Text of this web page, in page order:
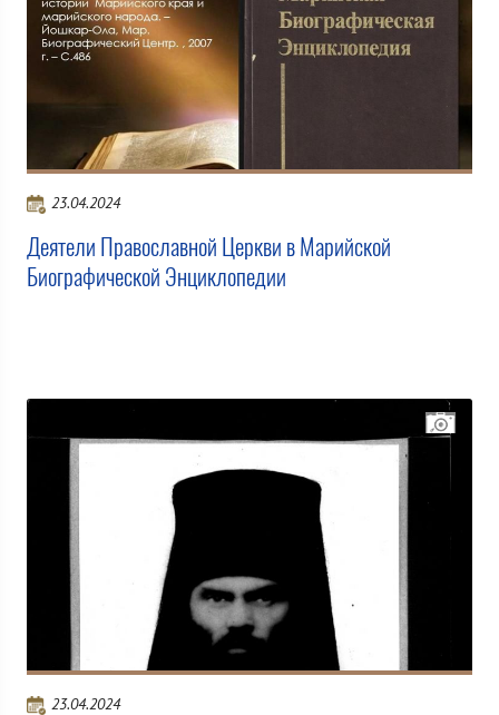
23.04.2024
Деятели Православной Церкви в Марийской
Биографической Энциклопедии
23.04.2024